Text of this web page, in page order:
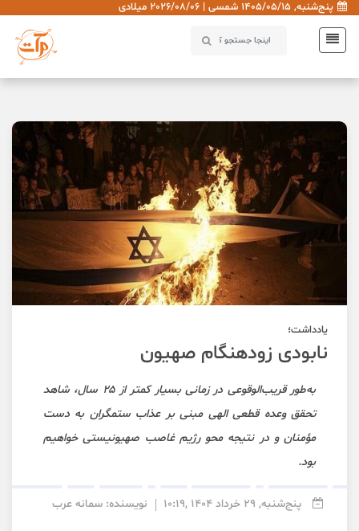
پنج‌شنبه, 1405/05/15 شمسی | 2026/08/06 میلادی
یادداشت؛
نابودی زودهنگام صهیون
به‌طور قریب‌الوقوعی در زمانی بسیار کمتر از ۲۵ سال، شاهد
تحقق وعده‌ قطعی الهی مبنی بر عذاب ستمگران به دست
مؤمنان و در نتیجه محو رژیم غاصب صهیونیستی خواهیم
بود.
پنج‌شنبه, 29 خرداد 1404 ,10:19 نویسنده: سمانه عرب